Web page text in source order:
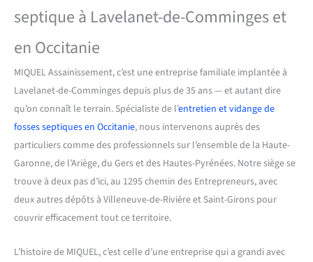
septique à Lavelanet-de-Comminges et
en Occitanie
MIQUEL Assainissement, c’est une entreprise familiale implantée à
Lavelanet-de-Comminges depuis plus de 35 ans — et autant dire
qu’on connaît le terrain. Spécialiste de l’entretien et vidange de
fosses septiques en Occitanie, nous intervenons auprès des
particuliers comme des professionnels sur l’ensemble de la Haute-
Garonne, de l’Ariège, du Gers et des Hautes-Pyrénées. Notre siège se
trouve à deux pas d’ici, au 1295 chemin des Entrepreneurs, avec
deux autres dépôts à Villeneuve-de-Rivière et Saint-Girons pour
couvrir efficacement tout ce territoire.
L’histoire de MIQUEL, c’est celle d’une entreprise qui a grandi avec